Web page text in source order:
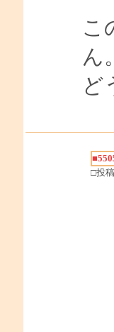
こ
ん。
ど
□投